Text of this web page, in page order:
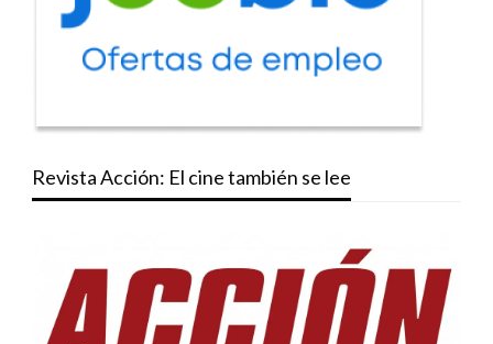
Revista Acción: El cine también se lee